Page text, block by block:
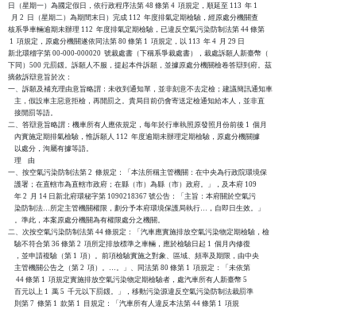
日（星期一）為國定假日，依行政程序法第 48 條第 4  項規定，順延至 113  年 1
  月 2  日（星期二）為期間末日）完成 112  年度排氣定期檢驗，經原處分機關查
核系爭車輛逾期未辦理 112  年度排氣定期檢驗，已違反空氣污染防制法第 44 條第
1  項規定，原處分機關遂依同法第 80 條第 1  項規定，以 113  年 4  月 29 日
新北環稽字第 00-000-000020  號裁處書（下稱系爭裁處書），裁處訴願人新臺幣（
下同）500 元罰鍰。訴願人不服，提起本件訴願，並據原處分機關檢卷答辯到府。茲
摘敘訴辯意旨於次：
一、訴願及補充理由意旨略謂：未收到通知單，並非刻意不去定檢；建議簡訊通知車
    主，假設車主惡意拒檢，再開罰之。貴局目前仍會寄送定檢通知給本人，並非直
    接開罰等語。
二、答辯意旨略謂：機車所有人應依規定，每年於行車執照原發照月份前後 1  個月
    內實施定期排氣檢驗，惟訴願人 112  年度逾期未辦理定期檢驗，原處分機關據
    以處分，洵屬有據等語。
    理    由
一、按空氣污染防制法第 2  條規定：「本法所稱主管機關：在中央為行政院環境保
    護署；在直轄市為直轄市政府；在縣（市）為縣（市）政府。」，及本府 109
    年 2  月 14 日新北府環秘字第 1090218367 號公告：「主旨：本府關於空氣污
    染防制法…所定主管機關權限，劃分予本府環境保護局執行…，自即日生效。」
    。準此，本案原處分機關為有權限處分之機關。
二、次按空氣污染防制法第 44 條規定：「汽車應實施排放空氣污染物定期檢驗，檢
    驗不符合第 36 條第 2  項所定排放標準之車輛，應於檢驗日起 1  個月內修復
    ，並申請複驗（第 1  項）。前項檢驗實施之對象、區域、頻率及期限，由中央
    主管機關公告之（第 2  項）。…。」、同法第 80 條第 1  項規定：「未依第
     44 條第 1  項規定實施排放空氣污染物定期檢驗者，處汽車所有人新臺幣 5
    百元以上 1  萬 5  千元以下罰鍰。」，移動污染源違反空氣污染防制法裁罰準
    則第 7  條第 1  款第 1  目規定：「汽車所有人違反本法第 44 條第 1  項規